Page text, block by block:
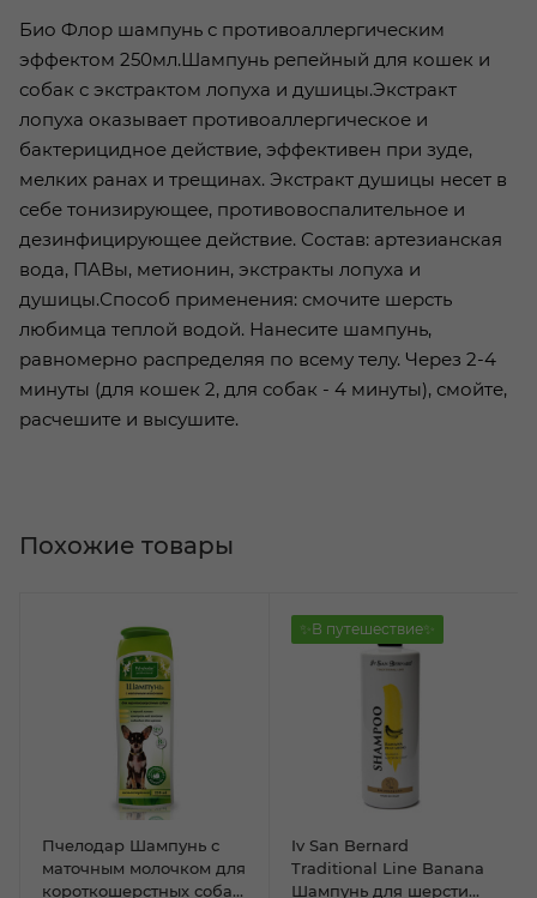
Био Флор шампунь с противоаллергическим
эффектом 250мл.Шампунь репейный для кошек и
собак с экстрактом лопуха и душицы.Экстракт
лопуха оказывает противоаллергическое и
бактерицидное действие, эффективен при зуде,
мелких ранах и трещинах. Экстракт душицы несет в
себе тонизирующее, противовоспалительное и
дезинфицирующее действие. Состав: артезианская
вода, ПАВы, метионин, экстракты лопуха и
душицы.Способ применения: смочите шерсть
любимца теплой водой. Нанесите шампунь,
равномерно распределяя по всему телу. Через 2-4
минуты (для кошек 2, для собак - 4 минуты), смойте,
расчешите и высушите.
Пчелодар Шампунь с
маточным молочком для
короткошерстных собак
✨В путешествие✨
Iv San Bernard
Traditional Line Banana
Шампунь для шерсти
Похожие товары